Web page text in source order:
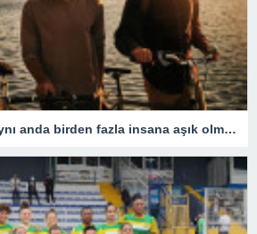
Araştırmalara göre aynı anda birden fazla insana aşık olmak mümkün